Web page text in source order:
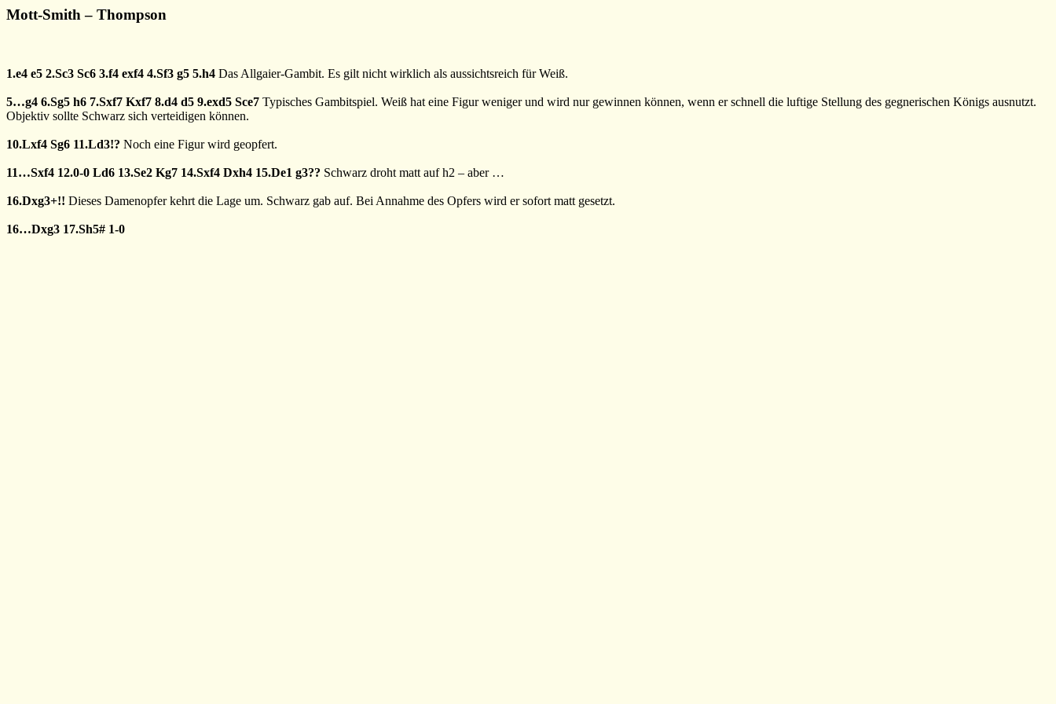
Mott-Smith – Thompson
1.e4 e5 2.Sc3 Sc6 3.f4 exf4 4.Sf3 g5 5.h4 Das Allgaier-Gambit. Es gilt nicht wirklich als aussichtsreich für Weiß.
5…g4 6.Sg5 h6 7.Sxf7 Kxf7 8.d4 d5 9.exd5 Sce7 Typisches Gambitspiel. Weiß hat eine Figur weniger und wird nur gewinnen können, wenn er schnell die luftige Stellung des gegnerischen Königs ausnutzt.
Objektiv sollte Schwarz sich verteidigen können.
10.Lxf4 Sg6 11.Ld3!? Noch eine Figur wird geopfert.
11…Sxf4 12.0-0 Ld6 13.Se2 Kg7 14.Sxf4 Dxh4 15.De1 g3?? Schwarz droht matt auf h2 – aber …
16.Dxg3+!! Dieses Damenopfer kehrt die Lage um. Schwarz gab auf. Bei Annahme des Opfers wird er sofort matt gesetzt.
16…Dxg3 17.Sh5# 1-0